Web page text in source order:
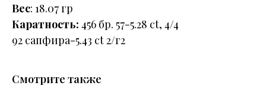
Вес: 18.07 гр
Каратность: 456 бр. 57-5.28 ct, 4/4
92 сапфира-5.43 ct 2/г2
Смотрите также